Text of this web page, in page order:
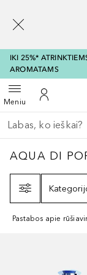
IKI 25%*
AROMATAMS
MeniuAtidaryti meniu
Į mano
Grįžk atgal
Vykdykite paiešką
AQUA DI
AQUA DI
Pastabos apie